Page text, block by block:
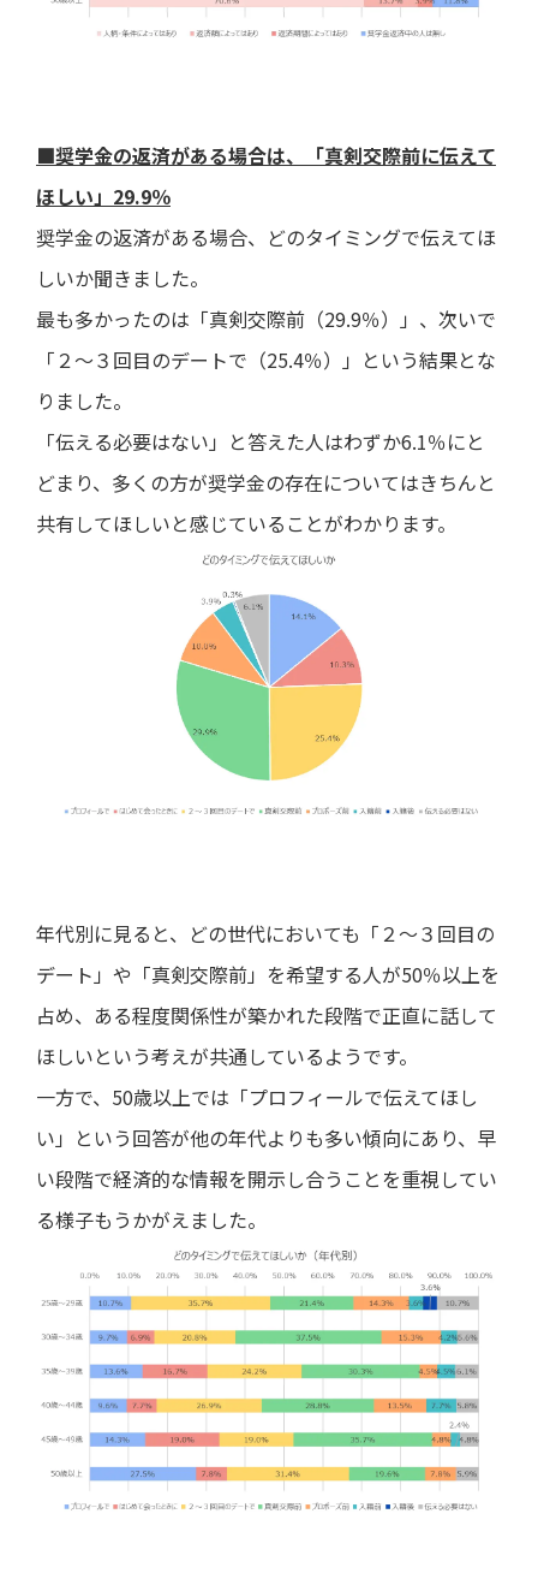
■奨学金の返済がある場合は、「真剣交際前に伝えて
ほしい」29.9％
奨学金の返済がある場合、どのタイミングで伝えてほ
しいか聞きました。
最も多かったのは「真剣交際前（29.9％）」、次いで
「２～３回目のデートで（25.4％）」という結果とな
りました。
「伝える必要はない」と答えた人はわずか6.1％にと
どまり、多くの方が奨学金の存在についてはきちんと
共有してほしいと感じていることがわかります。
年代別に見ると、どの世代においても「２～３回目の
デート」や「真剣交際前」を希望する人が50％以上を
占め、ある程度関係性が築かれた段階で正直に話して
ほしいという考えが共通しているようです。
一方で、50歳以上では「プロフィールで伝えてほし
い」という回答が他の年代よりも多い傾向にあり、早
い段階で経済的な情報を開示し合うことを重視してい
る様子もうかがえました。